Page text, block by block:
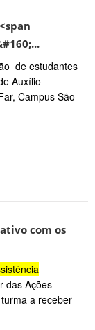
de estudantes
Auxílio
Campus São
com os
das Ações
a receber